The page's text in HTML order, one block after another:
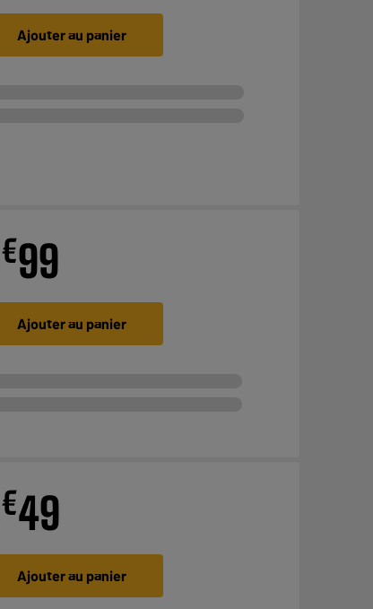
Ajouter au panier
€99
Ajouter au panier
€49
Ajouter au panier